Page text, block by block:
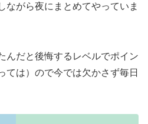
ながら夜にまとめてやっていま
んだと後悔するレベルでポイン
ては）ので今では欠かさず毎日